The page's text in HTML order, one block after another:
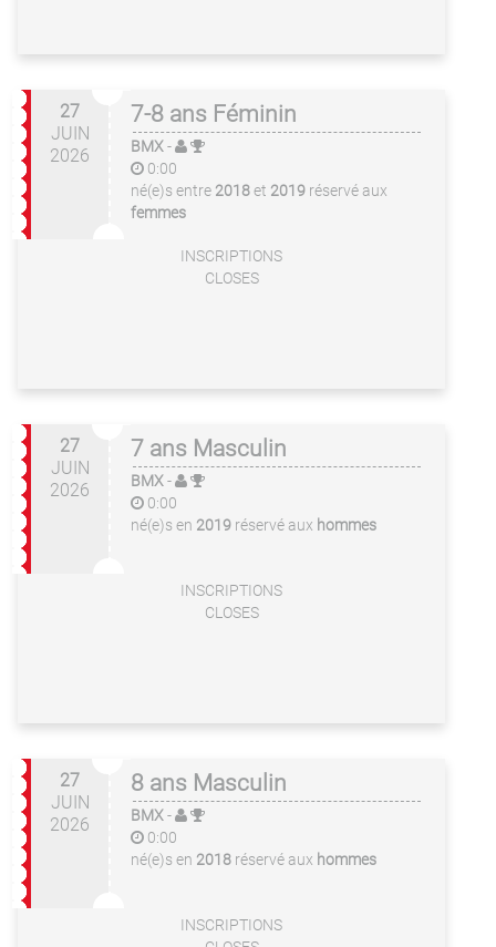
27
JUIN
2026
7-8 ans Féminin
BMX-
0:00
né(e)s entre 2018et 2019 réservé aux
femmes
INSCRIPTIONS
CLOSES
27
JUIN
2026
7 ans Masculin
BMX-
0:00
né(e)s en 2019 réservé aux hommes
INSCRIPTIONS
CLOSES
27
JUIN
2026
8 ans Masculin
BMX-
0:00
né(e)s en 2018 réservé aux hommes
INSCRIPTIONS